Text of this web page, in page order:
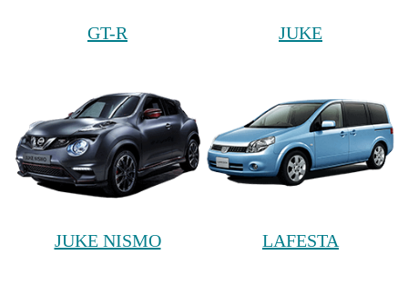
GT-R JUKE
JUKE NISMO LAFESTA